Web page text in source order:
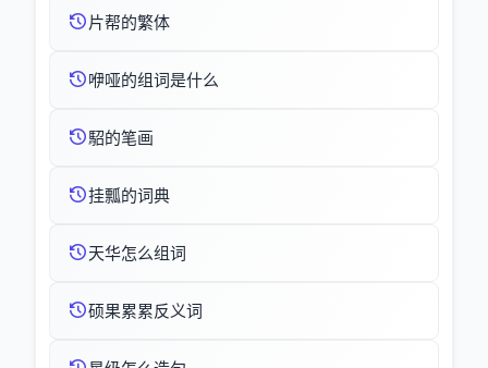
片帮的繁体
咿哑的组词是什么
駋的笔画
挂瓢的词典
天华怎么组词
硕果累累反义词